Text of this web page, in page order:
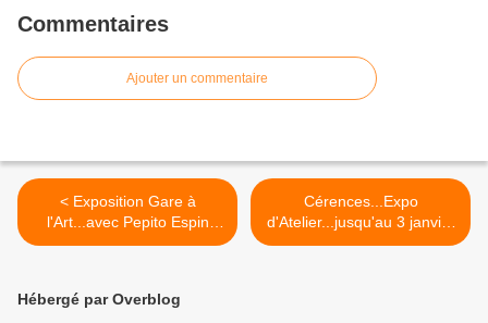
Commentaires
Ajouter un commentaire
< Exposition Gare à
l'Art...avec Pepito Espin
Anadon
Cérences...Expo
d'Atelier...jusqu'au 3 janvier
2016 Z'ateliers au
Hébergé par Overblog